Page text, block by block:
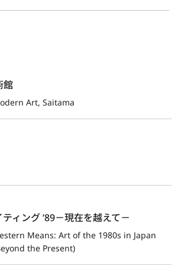
館
Art, Saitama
ィング ’89－現在を越えて－
Means: Art of the 1980s in Japan
the Present)